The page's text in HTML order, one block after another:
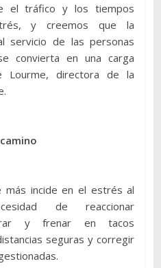
el tráfico y los tiempos
y creemos que la
servicio de las personas
convierta en una carga
Lourme, directora de la
incide en el estrés al
de reaccionar
y frenar en tacos
seguras y corregir